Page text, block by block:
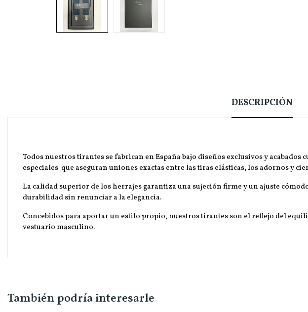
DESCRIPCIÓN
Todos nuestros tirantes se fabrican en España bajo diseños exclusivos y
especiales que aseguran uniones exactas entre las tiras elásticas, los adornos y
La calidad superior de los herrajes garantiza una sujeción firme y un ajuste
durabilidad sin renunciar a la elegancia.
Concebidos para aportar un estilo propio, nuestros tirantes son el reflejo del
vestuario masculino.
También podría interesarle